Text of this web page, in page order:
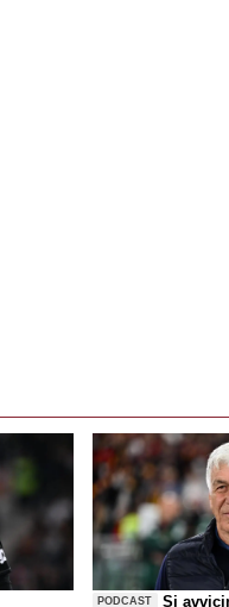
PODCAST
Si